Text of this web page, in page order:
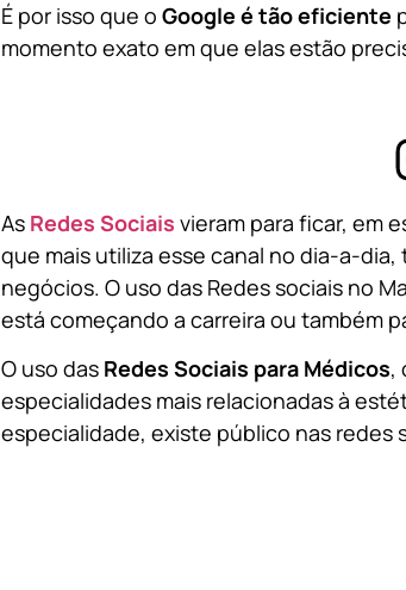
É por isso que o Google é tão eficiente
momento exato em que elas estão
As Redes Sociais vieram para ficar, em
que mais utiliza esse canal no dia-a-
negócios. O uso das Redes sociais no
está começando a carreira ou também
O uso das Redes Sociais para Médicos,
especialidades mais relacionadas à
especialidade, existe público nas redes